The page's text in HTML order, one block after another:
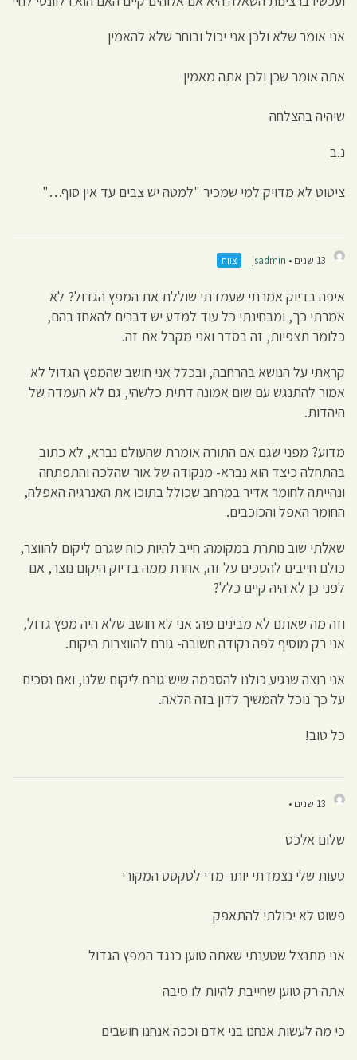
אני אומר שלא ולכן אני יכול ובוחר שלא להאמין
אתה אומר שכן ולכן אתה מאמין
שיהיה בהצלחה
נ.ב
ציטוט לא מדויק למי שמכיר "למטה יש צבים עד אין סוף…"
13 שנים • jsadmin צוות
איפה בדיוק אמרתי שעמדתי שוללת את המפץ הגדול? לא
אמרתי כך, ומבחינתי כל עוד למדע יש דברים להאחז בהם,
כלומר תצפיות, זה בסדר ואני מקבל את זה.
קראתי על הנושא בהרחבה, ובכלל אני חושב שהמפץ הגדול לא
אמור להתנגש עם שום אמונה דתית כלשהי, גם לא העמדה של
היהדות.
מדוע? מפני שגם אם התורה אומרת שהעולם נברא, לא כתוב
בהתחלה כיצד הוא נברא- מנקודה של אור שהלכה והתפתחה
ונהייתה לחומר אדיר במרחב שכולל בתוכו את האנרגיה האפלה,
החומר האפל והכוכבים.
שאלתי שוב נותרת במקומה: חייב להיות כוח שגרם ליקום להווצר,
כולם חייבים להסכים על זה, אחרת ממה בדיוק היקום נוצר, אם
לפני כן לא היה קיים כלל?
וזה מה שאתם לא מבינים פה: אני לא חושב שלא היה מפץ גדול,
אני רק מוסיף לפה נקודה חשובה- גורם להווצרות היקום.
אני רוצה שנגיע כולנו להסכמה שיש גורם ליקום שלנו, ואם נסכים
על כך נוכל להמשיך לדון בזה הלאה.
כל טוב!
13 שנים •
שלום אלכס
טעות שלי נצמדתי יותר מדי לטקסט המקורי
פשוט לא יכולתי להתאפק
אני מתנצל שטענתי שאתה טוען כנגד המפץ הגדול
אתה רק טוען שחייבת להיות לו סיבה
כי מה לעשות אנחנו בני אדם וככה אנחנו חושבים